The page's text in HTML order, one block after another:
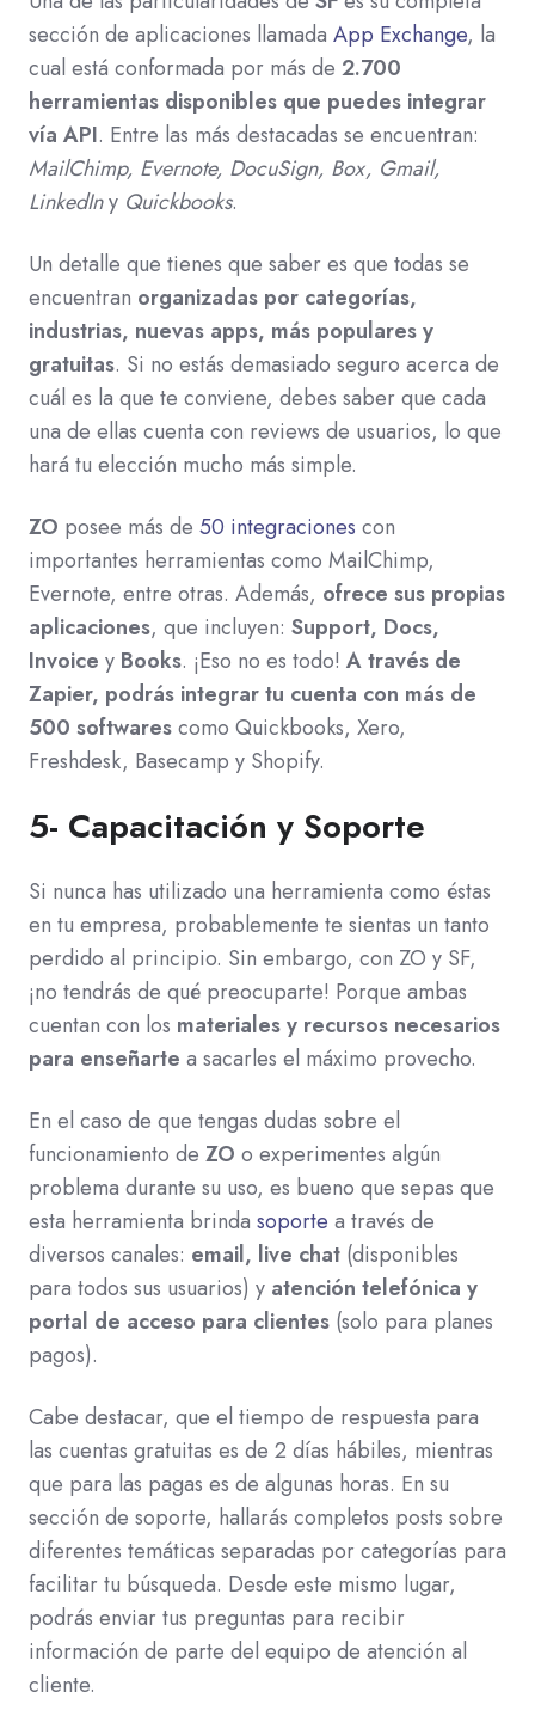
sección de aplicaciones llamada App Exchange, la
cual está conformada por más de 2.700
herramientas disponibles que puedes integrar
vía API. Entre las más destacadas se encuentran:
MailChimp, Evernote, DocuSign, Box, Gmail,
LinkedIny Quickbooks.
Un detalle que tienes que saber es que todas se
encuentran organizadas por categorías,
industrias, nuevas apps, más populares y
gratuitas. Si no estás demasiado seguro acerca de
cuál es la que te conviene, debes saber que cada
una de ellas cuenta con reviews de usuarios, lo que
hará tu elección mucho más simple.
ZO posee más de 50 integraciones con
importantes herramientas como MailChimp,
Evernote, entre otras. Además, ofrece sus propias
aplicaciones, que incluyen: Support, Docs,
Invoice y Books. ¡Eso no es todo! A través de
Zapier, podrás integrar tu cuenta con más de
500 softwarescomo Quickbooks, Xero,
Freshdesk, Basecamp y Shopify.
5- Capacitación y Soporte
Si nunca has utilizado una herramienta como éstas
en tu empresa, probablemente te sientas un tanto
perdido al principio. Sin embargo, con ZO y SF,
¡no tendrás de qué preocuparte! Porque ambas
cuentan con los materiales y recursos necesarios
para enseñarte a sacarles el máximo provecho.
En el caso de que tengas dudas sobre el
funcionamiento de ZO o experimentes algún
problema durante su uso, es bueno que sepas que
esta herramienta brinda soporte a través de
diversos canales: email, live chat (disponibles
para todos sus usuarios) y atención telefónica y
portal de acceso para clientes (solo para planes
pagos).
Cabe destacar, que el tiempo de respuesta para
las cuentas gratuitas es de 2 días hábiles, mientras
que para las pagas es de algunas horas. En su
sección de soporte, hallarás completos posts sobre
diferentes temáticas separadas por categorías para
facilitar tu búsqueda. Desde este mismo lugar,
podrás enviar tus preguntas para recibir
información de parte del equipo de atención al
cliente.